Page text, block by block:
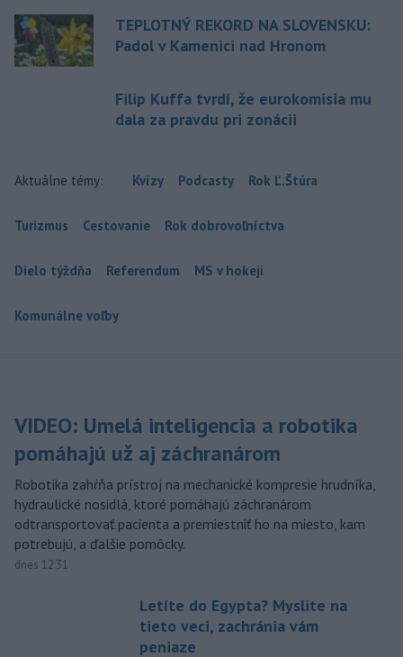
TEPLOTNÝ REKORD NA SLOVENSKU:
Padol v Kamenici nad Hronom
Filip Kuffa tvrdí, že eurokomisia mu
dala za pravdu pri zonácii
Aktuálne témy: Kvízy Podcasty Rok Ľ.Štúra
Turizmus Cestovanie Rok dobrovoľníctva
Dielo týždňa Referendum MS v hokeji
Komunálne voľby
VIDEO: Umelá inteligencia a robotika
pomáhajú už aj záchranárom
Robotika zahŕňa prístroj na mechanické kompresie hrudníka,
hydraulické nosidlá, ktoré pomáhajú záchranárom
odtransportovať pacienta a premiestniť ho na miesto, kam
potrebujú, a ďalšie pomôcky.
dnes 12:31
Letíte do Egypta? Myslite na
tieto veci, zachránia vám
peniaze